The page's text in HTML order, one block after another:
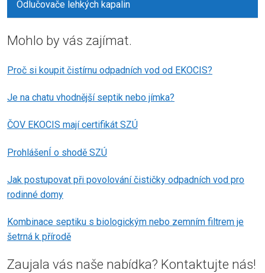
Odlučovače lehkých kapalin
Mohlo by vás zajímat.
Proč si koupit čistírnu odpadních vod od EKOCIS?
Je na chatu vhodnější septik nebo jímka?
ČOV EKOCIS mají certifikát SZÚ
ProhlášenÍ o shodě SZÚ
Jak postupovat při povolování čističky odpadních vod pro
rodinné domy
Kombinace septiku s biologickým nebo zemním filtrem je
šetrná k přírodě
Zaujala vás naše nabídka? Kontaktujte nás!